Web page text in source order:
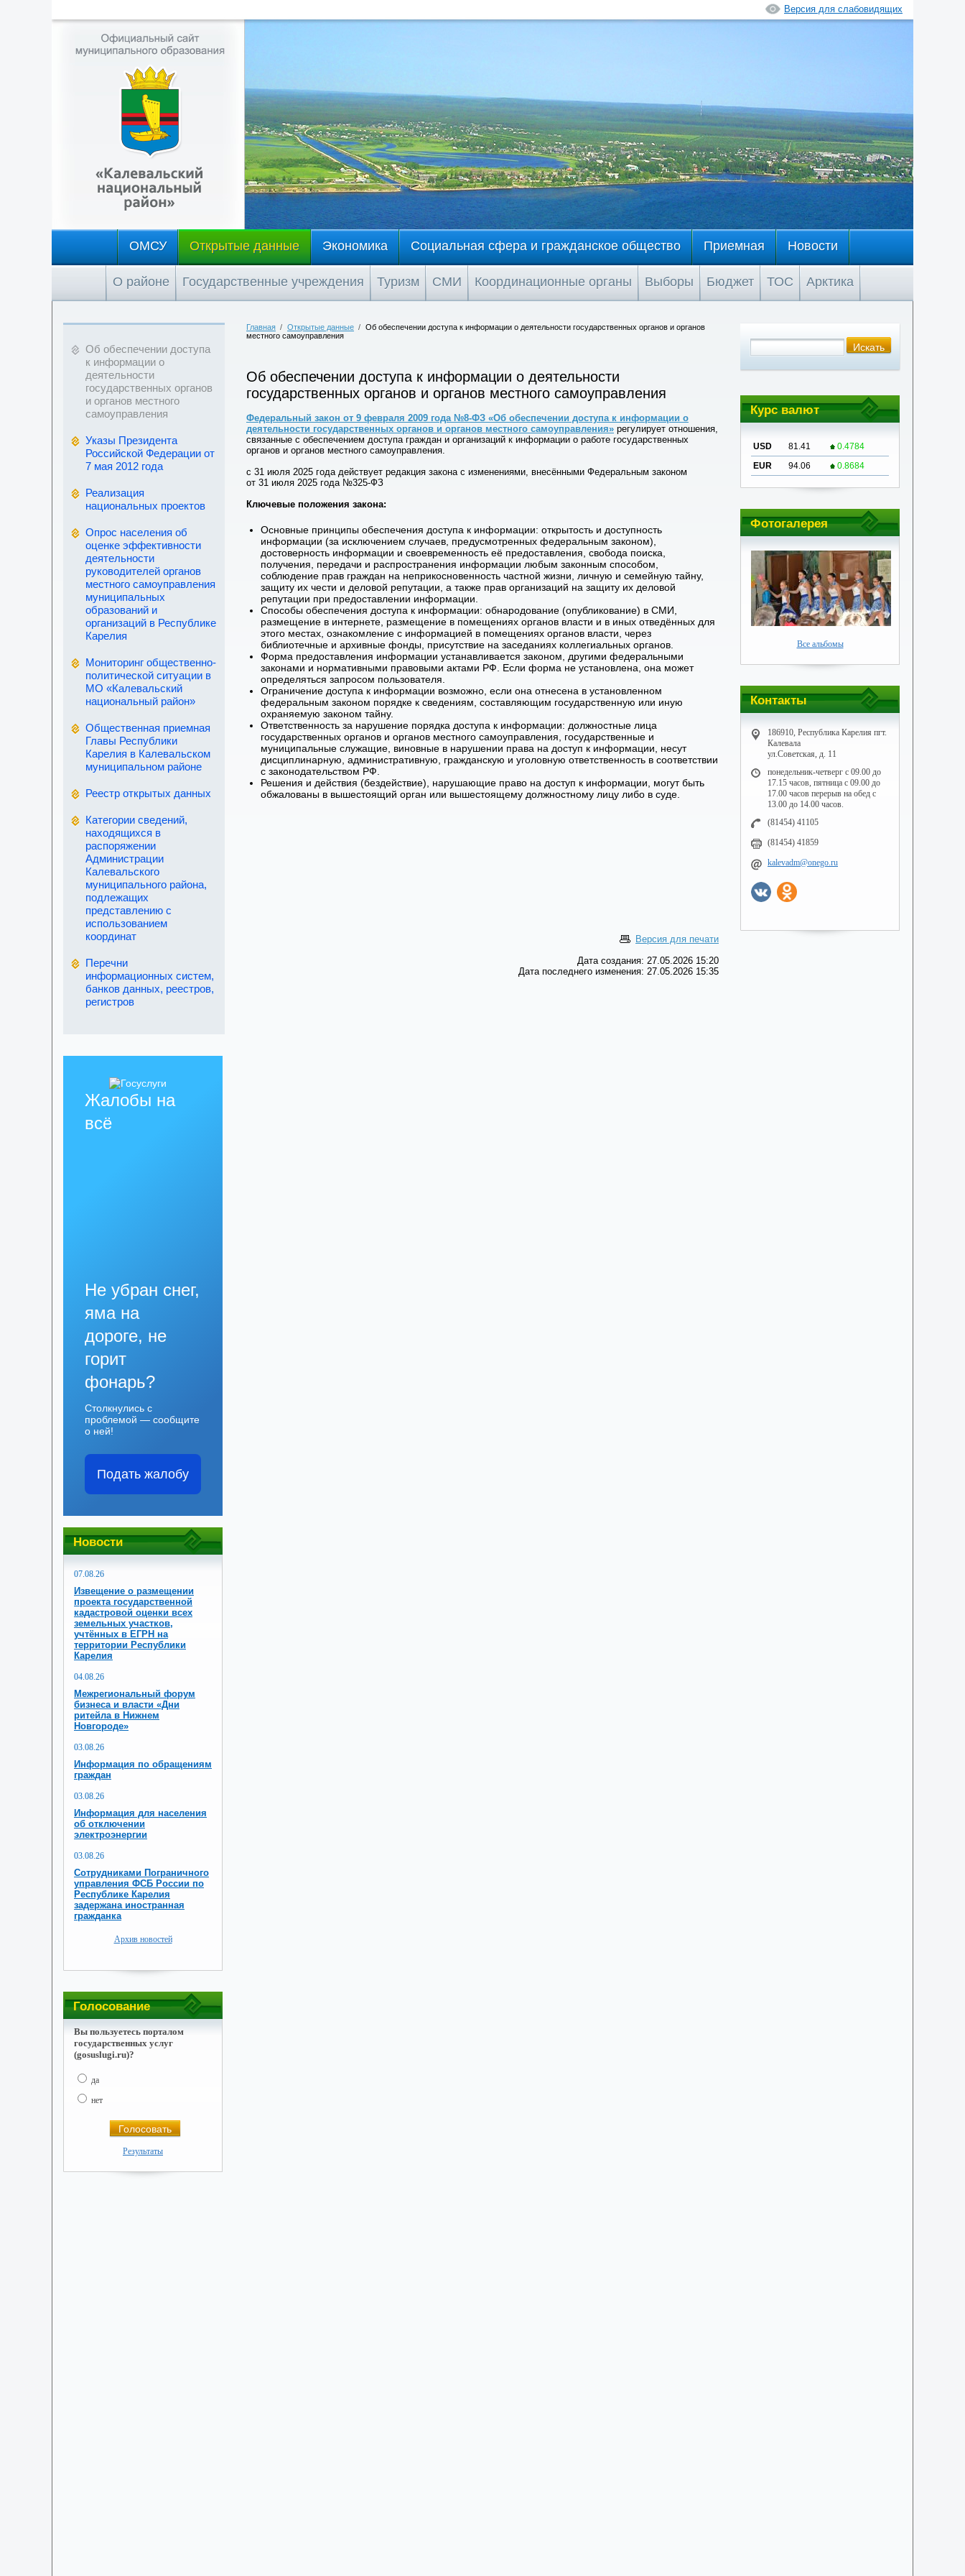
Версия для слабовидящих
ОМСУ Открытые данные Экономика Социальная сфера и гражданское общество Приемная Новости
О районе Государственные учреждения Туризм СМИ Координационные органы Выборы Бюджет ТОС Арктика
Об обеспечении доступа
к информации о
деятельности
государственных органов
и органов местного
самоуправления
Указы Президента
Российской Федерации от
7 мая 2012 года
Реализация
национальных проектов
Опрос населения об
оценке эффективности
деятельности
руководителей органов
местного самоуправления
муниципальных
образований и
организаций в Республике
Карелия
Мониторинг общественно-
политической ситуации в
МО «Калевальский
национальный район»
Общественная приемная
Главы Республики
Карелия в Калевальском
муниципальном районе
Реестр открытых данных
Категории сведений,
находящихся в
распоряжении
Администрации
Калевальского
муниципального района,
подлежащих
представлению с
использованием
координат
Перечни
информационных систем,
банков данных, реестров,
регистров
Жалобы на
всё
Не убран снег,
яма на
дороге, не
горит
фонарь?
Столкнулись с
проблемой — сообщите
о ней!
Подать жалобу
Новости
07.08.26
Извещение о размещении
проекта государственной
кадастровой оценки всех
земельных участков,
учтённых в ЕГРН на
территории Республики
Карелия
04.08.26
Межрегиональный форум
бизнеса и власти «Дни
ритейла в Нижнем
Новгороде»
03.08.26
Информация по обращениям
граждан
03.08.26
Информация для населения
об отключении
электроэнергии
03.08.26
Сотрудниками Пограничного
управления ФСБ России по
Республике Карелия
задержана иностранная
гражданка
Архив новостей
Голосование
Вы пользуетесь порталом
государственных услуг
(gosuslugi.ru)?
да
нет
Результаты
Главная / Открытые данные / Об обеспечении доступа к информации о деятельности государственных органов и органов
местного самоуправления
Об обеспечении доступа к информации о деятельности
государственных органов и органов местного самоуправления
Федеральный закон от 9 февраля 2009 года №8-ФЗ «Об обеспечении доступа к информации о
деятельности государственных органов и органов местного самоуправления» регулирует отношения,
связанные с обеспечением доступа граждан и организаций к информации о работе государственных
органов и органов местного самоуправления.
с 31 июля 2025 года действует редакция закона с изменениями, внесёнными Федеральным законом
от 31 июля 2025 года №325-ФЗ
Ключевые положения закона:
Основные принципы обеспечения доступа к информации: открытость и доступность
информации (за исключением случаев, предусмотренных федеральным законом),
достоверность информации и своевременность её предоставления, свобода поиска,
получения, передачи и распространения информации любым законным способом,
соблюдение прав граждан на неприкосновенность частной жизни, личную и семейную тайну,
защиту их чести и деловой репутации, а также прав организаций на защиту их деловой
репутации при предоставлении информации.
Способы обеспечения доступа к информации: обнародование (опубликование) в СМИ,
размещение в интернете, размещение в помещениях органов власти и в иных отведённых для
этого местах, ознакомление с информацией в помещениях органов власти, через
библиотечные и архивные фонды, присутствие на заседаниях коллегиальных органов.
Форма предоставления информации устанавливается законом, другими федеральными
законами и нормативными правовыми актами РФ. Если форма не установлена, она может
определяться запросом пользователя.
Ограничение доступа к информации возможно, если она отнесена в установленном
федеральным законом порядке к сведениям, составляющим государственную или иную
охраняемую законом тайну.
Ответственность за нарушение порядка доступа к информации: должностные лица
государственных органов и органов местного самоуправления, государственные и
муниципальные служащие, виновные в нарушении права на доступ к информации, несут
дисциплинарную, административную, гражданскую и уголовную ответственность в соответствии
с законодательством РФ.
Решения и действия (бездействие), нарушающие право на доступ к информации, могут быть
обжалованы в вышестоящий орган или вышестоящему должностному лицу либо в суде.
Версия для печати
Дата создания: 27.05.2026 15:20
Дата последнего изменения: 27.05.2026 15:35
Курс валют
USD 81.41
0.4784
EUR
94.06 0.8684
Фотогалерея
Все альбомы
Контакты
186910, Республика Карелия пгт.
Калевала
ул.Советская, д. 11
понедельник-четверг с 09.00 до
17.15 часов, пятница с 09.00 до
17.00 часов перерыв на обед с
13.00 до 14.00 часов.
(81454) 41105
(81454) 41859
kalevadm@onego.ru